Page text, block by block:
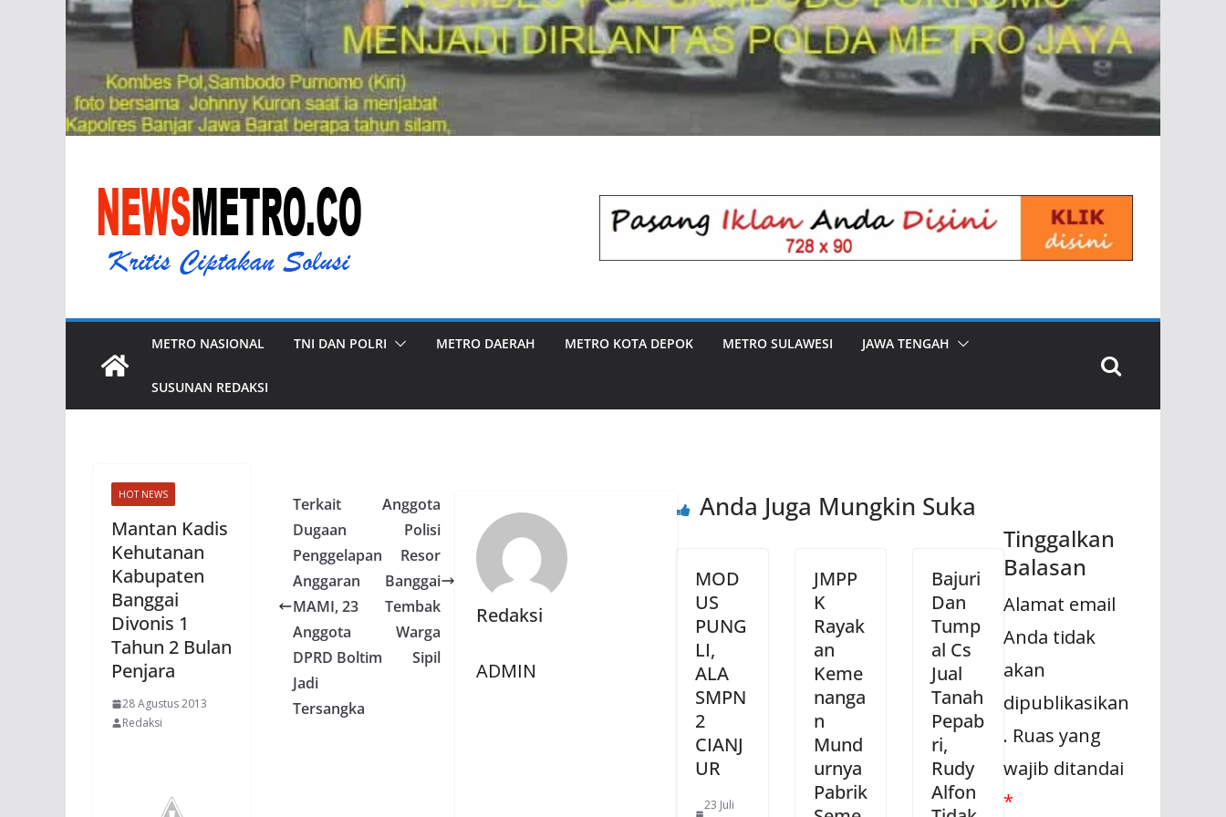
METRO NASIONAL TNI DAN POLRI METRO DAERAH METRO KOTA DEPOK METRO SULAWESI JAWA TENGAH
SUSUNAN REDAKSI
HOT NEWS
Mantan Kadis
Kehutanan
Kabupaten
Banggai
Divonis 1
Tahun 2 Bulan
Penjara
28 Agustus 2013
Redaksi
Terkait
Dugaan
Penggelapan
Anggaran
MAMI, 23
Anggota
DPRD Boltim
Jadi
Tersangka
Anggota
Polisi
Resor
Banggai
Tembak
Warga
Sipil
Redaksi
ADMIN
Anda Juga Mungkin Suka
MOD
US
PUNG
LI,
ALA
SMPN
2
CIANJ
UR
23 Juli
JMPP
K
Rayak
an
Keme
nanga
n
Mund
urnya
Pabrik
Bajuri
Dan
Tump
al Cs
Jual
Tanah
Pepab
ri,
Rudy
Alfon
Tinggalkan
Balasan
Alamat email
Anda tidak
akan
dipublikasikan
. Ruas yang
wajib ditandai
*